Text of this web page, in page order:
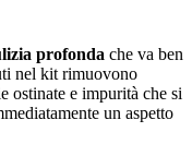
profonda che va ben
nel kit rimuovono
ostinate e impurità che si
un aspetto